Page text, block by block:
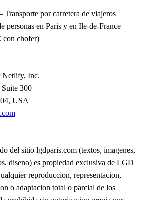
por carretera de viajeros
personas en Paris y en Ile-de-France
con chofer)
Netlify, Inc.
300
USA
del sitio lgdparis.com (textos, imagenes,
diseno) es propiedad exclusiva de LGD
reproduccion, representacion,
o adaptacion total o parcial de los